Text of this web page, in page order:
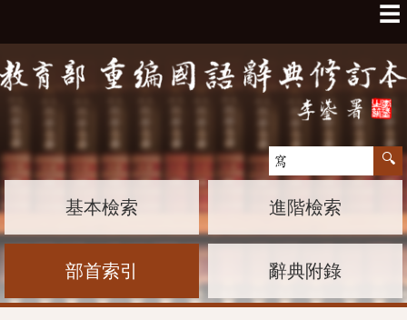
☰
基本檢索 進階檢索
部首索引 辭典附錄